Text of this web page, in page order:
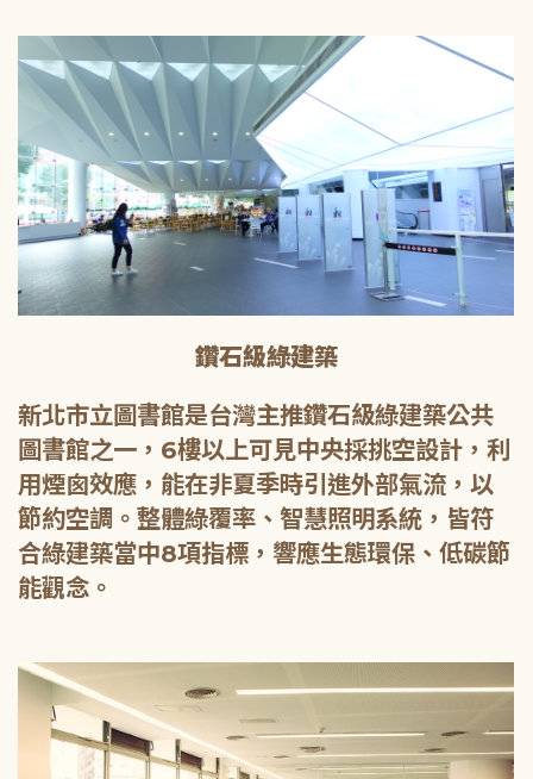
鑽石級綠建築
新北市立圖書館是台灣主推鑽石級綠建築公共
圖書館之一，6樓以上可見中央採挑空設計，利
用煙囪效應，能在非夏季時引進外部氣流，以
節約空調。整體綠覆率、智慧照明系統，皆符
合綠建築當中8項指標，響應生態環保、低碳節
能觀念。